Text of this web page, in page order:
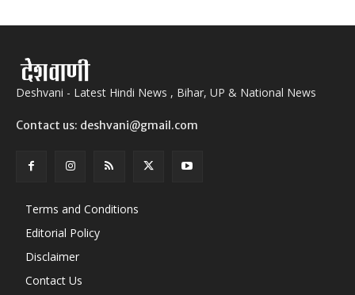
Deshvani - Latest Hindi News , Bihar, UP & National News
Contact us: deshvani@gmail.com
Terms and Conditions
Editorial Policy
Disclaimer
Contact Us